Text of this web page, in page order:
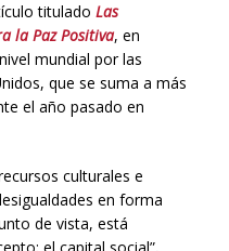
titulado Las
la Paz Positiva, en
mundial por las
que se suma a más
el año pasado en
culturales e
en forma
de vista, está